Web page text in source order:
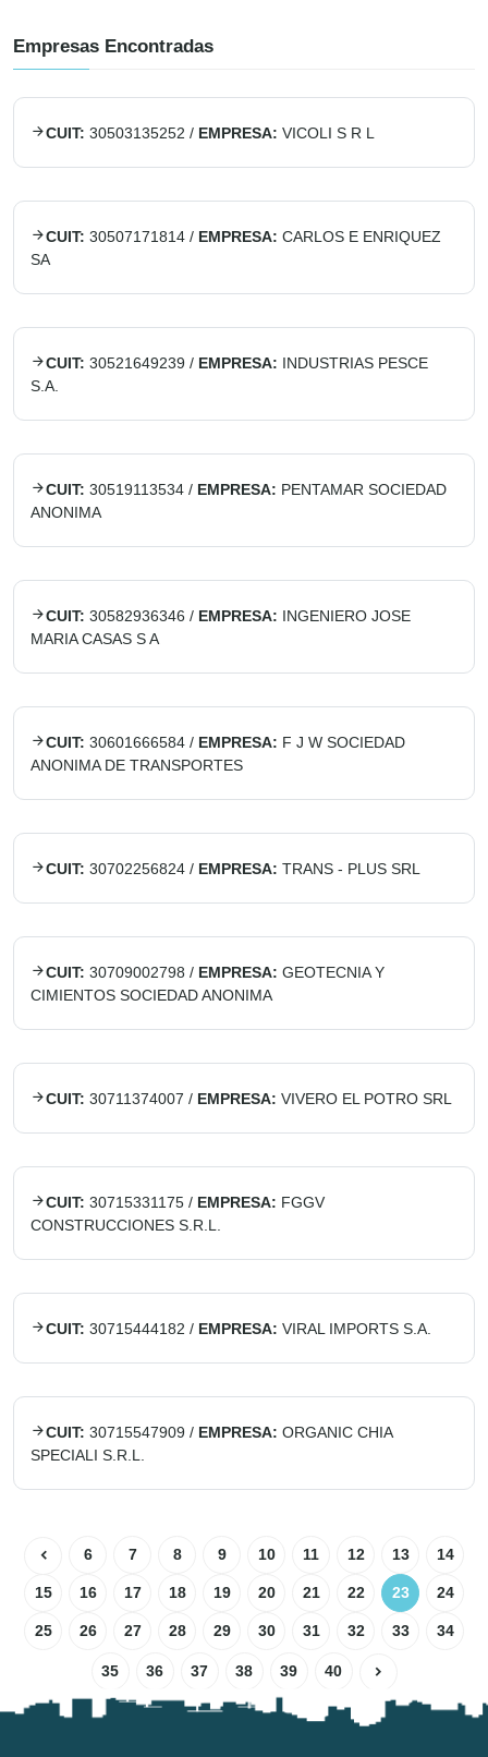
Empresas Encontradas
CUIT: 30503135252 / EMPRESA: VICOLI S R L
CUIT: 30507171814 / EMPRESA: CARLOS E ENRIQUEZ
SA
CUIT: 30521649239 / EMPRESA: INDUSTRIAS PESCE
S.A.
CUIT: 30519113534 / EMPRESA: PENTAMAR SOCIEDAD
ANONIMA
CUIT: 30582936346 / EMPRESA: INGENIERO JOSE
MARIA CASAS S A
CUIT: 30601666584 / EMPRESA: F J W SOCIEDAD
ANONIMA DE TRANSPORTES
CUIT: 30702256824 / EMPRESA: TRANS - PLUS SRL
CUIT: 30709002798 / EMPRESA: GEOTECNIA Y
CIMIENTOS SOCIEDAD ANONIMA
CUIT: 30711374007 / EMPRESA: VIVERO EL POTRO SRL
CUIT: 30715331175 / EMPRESA: FGGV
CONSTRUCCIONES S.R.L.
CUIT: 30715444182 / EMPRESA: VIRAL IMPORTS S.A.
CUIT: 30715547909 / EMPRESA: ORGANIC CHIA
SPECIALI S.R.L.
6 7 8 9 10 11 12 13 14
15 16 17 18 19 20 21 22 23 24
25 26 27 28 29 30 31 32 33 34
35 36 37 38 39 40